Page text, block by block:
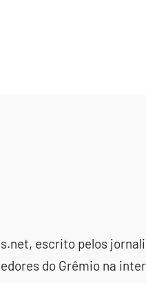
escrito pelos
do Grêmio na